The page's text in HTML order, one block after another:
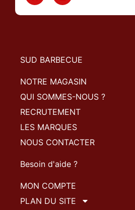
SUD BARBECUE
NOTRE MAGASIN
QUI SOMMES-NOUS ?
RECRUTEMENT
LES MARQUES
NOUS CONTACTER
Besoin d'aide ?
MON COMPTE
PLAN DU SITE